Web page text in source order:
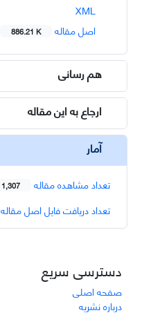
XML
اصل مقاله
886.21 K
هم رسانی
ارجاع به این مقاله
آمار
تعداد مشاهده مقاله 1,307
تعداد دریافت فایل اصل مقاله
دسترسی سریع
صفحه اصلی
درباره نشریه